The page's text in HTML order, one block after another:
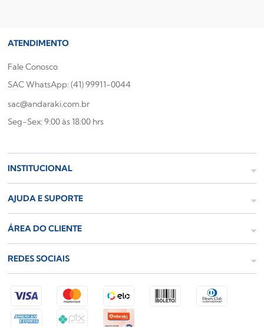
ATENDIMENTO
Fale Conosco
SAC WhatsApp: (41) 99911-0044
sac@andaraki.com.br
Seg-Sex: 9:00 às 18:00 hrs
INSTITUCIONAL
AJUDA E SUPORTE
ÁREA DO CLIENTE
REDES SOCIAIS